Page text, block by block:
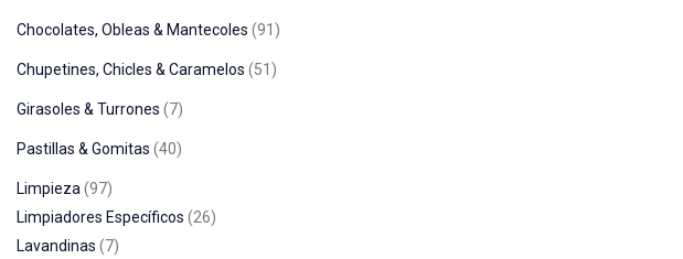
Chocolates, Obleas & Mantecoles 91
Chupetines, Chicles & Caramelos 51
Girasoles & Turrones 7
Pastillas & Gomitas 40
Limpieza 97
Limpiadores Específicos
26
Lavandinas
7